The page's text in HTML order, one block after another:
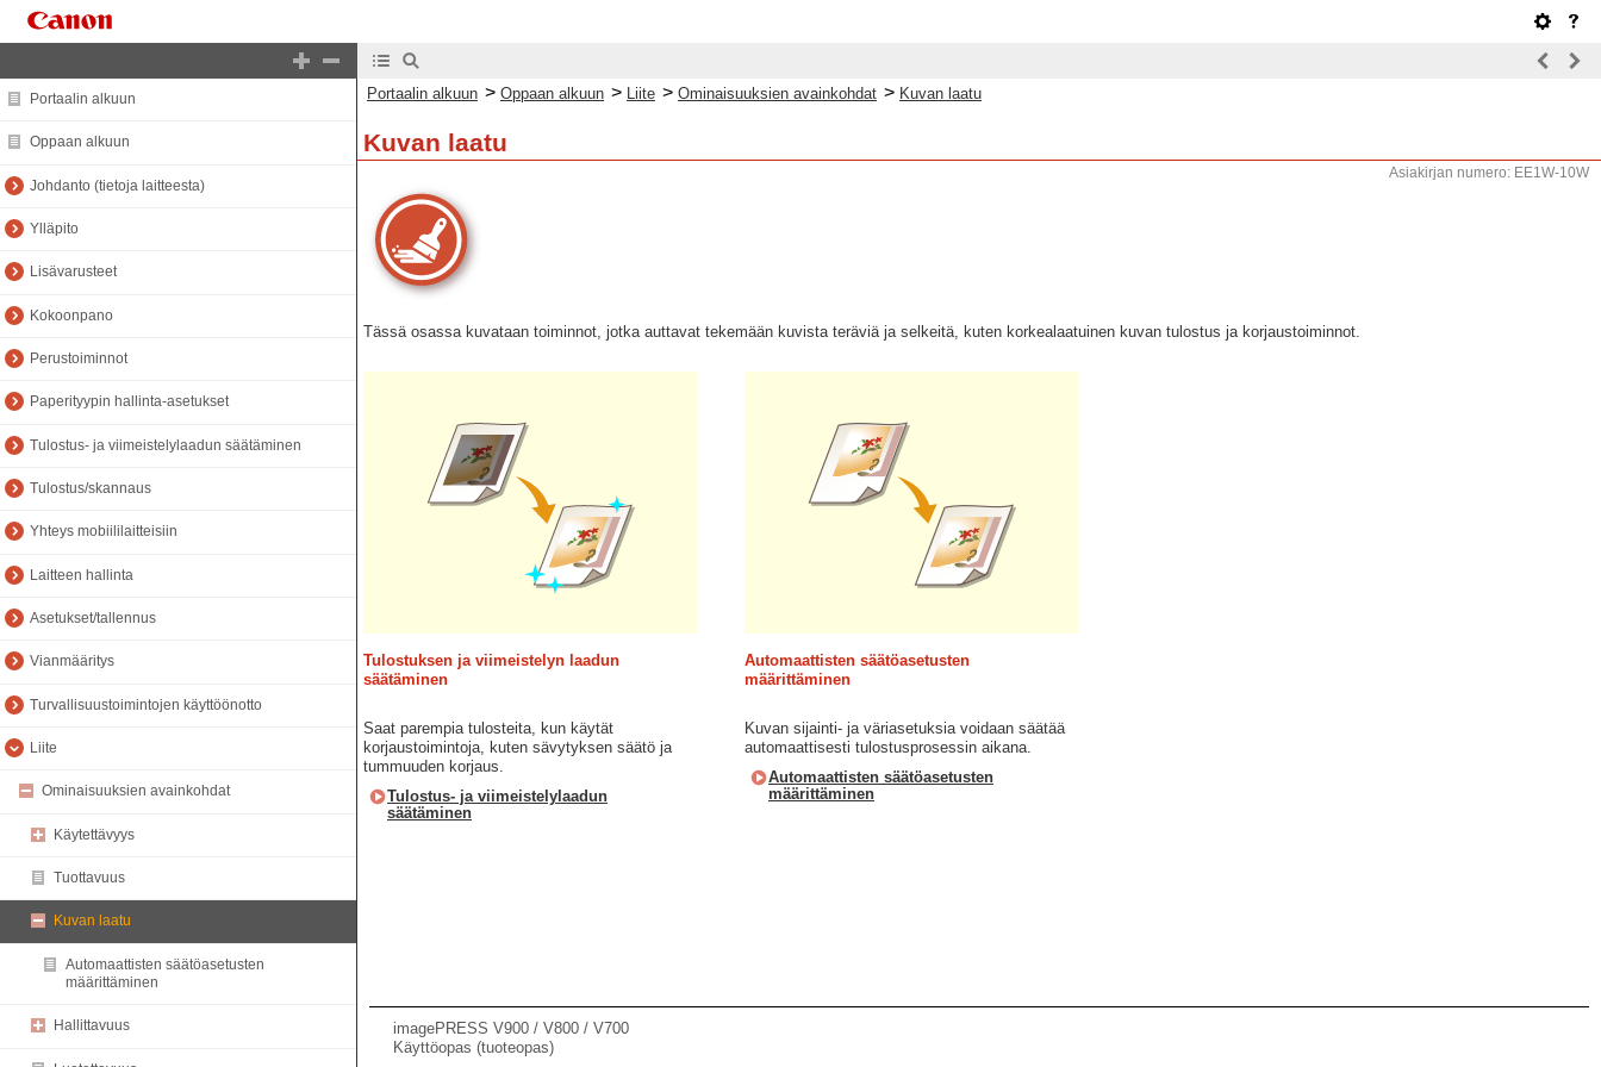
Portaalin alkuun
Oppaan alkuun
Johdanto (tietoja laitteesta)
Ylläpito
Lisävarusteet
Kokoonpano
Perustoiminnot
Paperityypin hallinta-asetukset
Tulostus- ja viimeistelylaadun säätäminen
Tulostus/skannaus
Yhteys mobiililaitteisiin
Laitteen hallinta
Asetukset/tallennus
Vianmääritys
Turvallisuustoimintojen käyttöönotto
Liite
Ominaisuuksien avainkohdat
Käytettävyys
Tuottavuus
Kuvan laatu
Automaattisten säätöasetusten
määrittäminen
Hallittavuus
Portaalin alkuun > Oppaan alkuun > Liite > Ominaisuuksien avainkohdat > Kuvan laatu
Kuvan laatu
Asiakirjan numero: EE1W-10W
Tässä osassa kuvataan toiminnot, jotka auttavat tekemään kuvista teräviä ja selkeitä, kuten korkealaatuinen kuvan tulostus ja korjaustoiminnot.
Tulostuksen ja viimeistelyn laadun
säätäminen
Automaattisten säätöasetusten
määrittäminen
Saat parempia tulosteita, kun käytät
korjaustoimintoja, kuten sävytyksen säätö ja
tummuuden korjaus.
Tulostus- ja viimeistelylaadun
säätäminen
Kuvan sijainti- ja väriasetuksia voidaan säätää
automaattisesti tulostusprosessin aikana.
Automaattisten säätöasetusten
määrittäminen
imagePRESS V900 / V800 / V700
Käyttöopas (tuoteopas)